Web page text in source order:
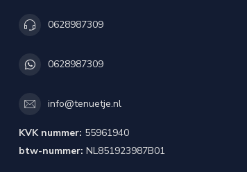
0628987309
0628987309
info@tenuetje.nl
KVK nummer: 55961940
btw-nummer: NL851923987B01